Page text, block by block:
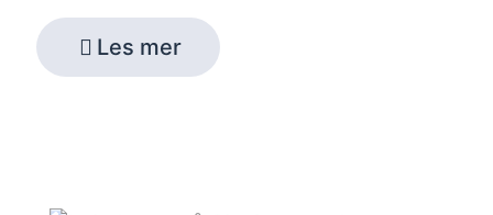
Les mer